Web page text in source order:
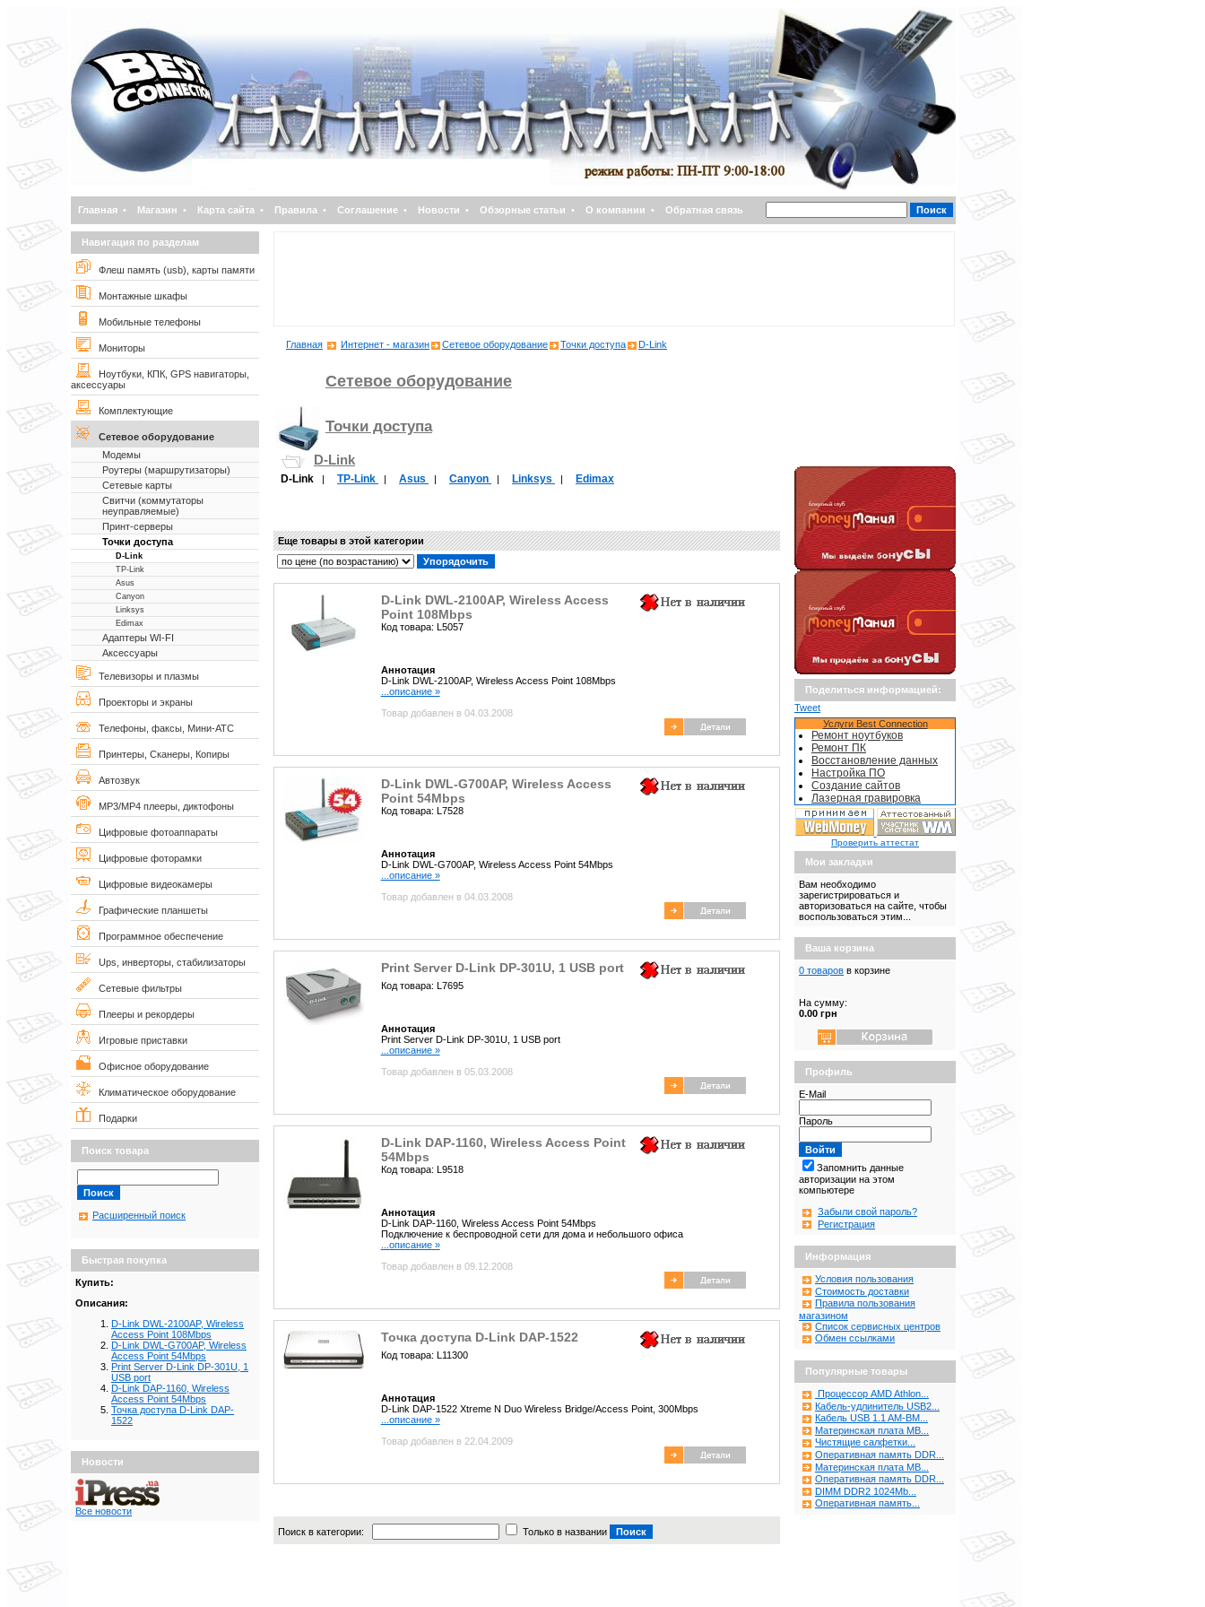
Главная • Магазин • Карта сайта • Правила • Соглашение • Новости • Обзорные статьи • О компании • Обратная связь
Навигация по разделам
Флеш память (usb), карты памяти
Монтажные шкафы
Мобильные телефоны
Мониторы
Ноутбуки, КПК, GPS навигаторы,
аксессуары
Комплектующие
Сетевое оборудование
Модемы
Роутеры (маршрутизаторы)
Сетевые карты
Свитчи (коммутаторы
неуправляемые)
Принт-серверы
Точки доступа
D-Link
TP-Link
Asus
Canyon
Linksys
Edimax
Адаптеры WI-FI
Аксессуары
Телевизоры и плазмы
Проекторы и экраны
Телефоны, факсы, Мини-АТС
Принтеры, Сканеры, Копиры
Автозвук
MP3/MP4 плееры, диктофоны
Цифровые фотоаппараты
Цифровые фоторамки
Цифровые видеокамеры
Графические планшеты
Программное обеспечение
Ups, инверторы, стабилизаторы
Сетевые фильтры
Плееры и рекордеры
Игровые приставки
Офисное оборудование
Климатическое оборудование
Подарки
Поиск товара
Расширенный поиск
Быстрая покупка
Купить:
Описания:
D-Link DWL-2100AP, Wireless
Access Point 108Mbps
D-Link DWL-G700AP, Wireless
Access Point 54Mbps
Print Server D-Link DP-301U, 1
USB port
D-Link DAP-1160, Wireless
Access Point 54Mbps
Точка доступа D-Link DAP-
1522
Новости
Все новости
Главная Интернет - магазин Сетевое оборудование Точки доступа D-Link
Сетевое оборудование
Точки доступа
D-Link
D-Link | TP-Link | Asus | Canyon | Linksys | Edimax
Еще товары в этой категории
D-Link DWL-2100AP, Wireless Access
Point 108Mbps
Код товара: L5057
Аннотация
D-Link DWL-2100AP, Wireless Access Point 108Mbps
...описание »
Товар добавлен в 04.03.2008
D-Link DWL-G700AP, Wireless Access
Point 54Mbps
Код товара: L7528
Аннотация
D-Link DWL-G700AP, Wireless Access Point 54Mbps
...описание »
Товар добавлен в 04.03.2008
Print Server D-Link DP-301U, 1 USB port
Код товара: L7695
Аннотация
Print Server D-Link DP-301U, 1 USB port
...описание »
Товар добавлен в 05.03.2008
D-Link DAP-1160, Wireless Access Point
54Mbps
Код товара: L9518
Аннотация
D-Link DAP-1160, Wireless Access Point 54Mbps
Подключение к беспроводной сети для дома и небольшого офиса
...описание »
Товар добавлен в 09.12.2008
Точка доступа D-Link DAP-1522
Код товара: L11300
Аннотация
D-Link DAP-1522 Xtreme N Duo Wireless Bridge/Access Point, 300Mbps
...описание »
Товар добавлен в 22.04.2009
Поиск в категории: Только в названии
Поделиться информацией:
Tweet
Услуги Best Connection
Ремонт ноутбуков
Ремонт ПК
Восстановление данных
Настройка ПО
Создание сайтов
Лазерная гравировка
Проверить аттестат
Мои закладки
Вам необходимо
зарегистрироваться и
авторизоваться на сайте, чтобы
воспользоваться этим...
Ваша корзина
0 товаров в корзине
На сумму:
0.00 грн
Профиль
E-Mail
Пароль
Запомнить данные
авторизации на этом
компьютере
Забыли свой пароль?
Регистрация
Информация
Условия пользования
Стоимость доставки
Правила пользования
магазином
Список сервисных центров
Обмен ссылками
Популярные товары
Процессор AMD Athlon...
Кабель-удлинитель USB2...
Кабель USB 1.1 AM-BM...
Материнская плата MB...
Чистящие салфетки...
Оперативная память DDR...
Материнская плата MB...
Оперативная память DDR...
DIMM DDR2 1024Mb...
Оперативная память...